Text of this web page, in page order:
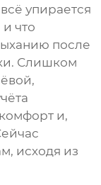
упирается
что
после
Слишком
и,
исходя из